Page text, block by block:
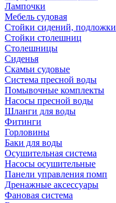
Лампочки
Мебель судовая
Стойки сидений, подложки
Стойки столешниц
Столешницы
Сиденья
Скамьи судовые
Система пресной воды
Помывочные комплекты
Насосы пресной воды
Шланги для воды
Фитинги
Горловины
Баки для воды
Осушительная система
Насосы осушительные
Панели управления помп
Дренажные аксессуары
Фановая система